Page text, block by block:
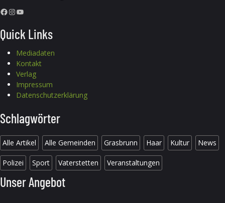
Facebook InstagramYouTube
Quick Links
Mediadaten
Kontakt
Verlag
Impressum
Datenschutzerklärung
Schlagwörter
Alle Artikel Alle Gemeinden Grasbrunn Haar Kultur News
Polizei Sport Vaterstetten Veranstaltungen
Unser Angebot